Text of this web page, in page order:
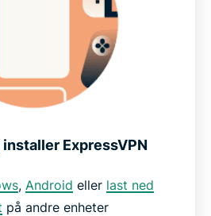
og tilkoblingen din når du
fornøyde kunder
VPN
prøv det risikofritt
ExpressVPN
, Android eller last ned
på andre enheter